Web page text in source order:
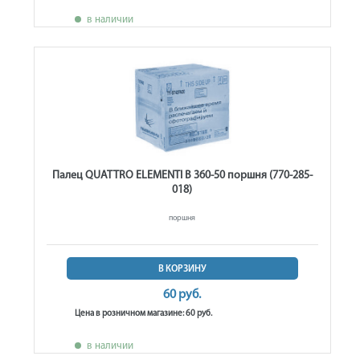
в наличии
Палец QUATTRO ELEMENTI B 360-50 поршня (770-285-
018)
поршня
В КОРЗИНУ
60 руб.
Цена в розничном магазине: 60 руб.
в наличии